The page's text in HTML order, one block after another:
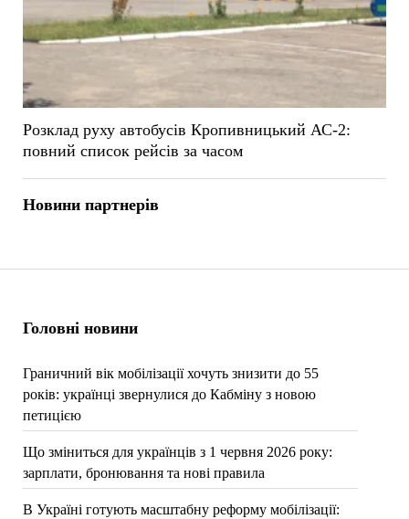
Головні новини
Граничний вік мобілізації хочуть знизити до 55
років: українці звернулися до Кабміну з новою
петицією
Що зміниться для українців з 1 червня 2026 року:
зарплати, бронювання та нові правила
В Україні готують масштабну реформу мобілізації:
Розклад руху автобусів Кропивницький АС-2:
повний список рейсів за часом
Новини партнерів